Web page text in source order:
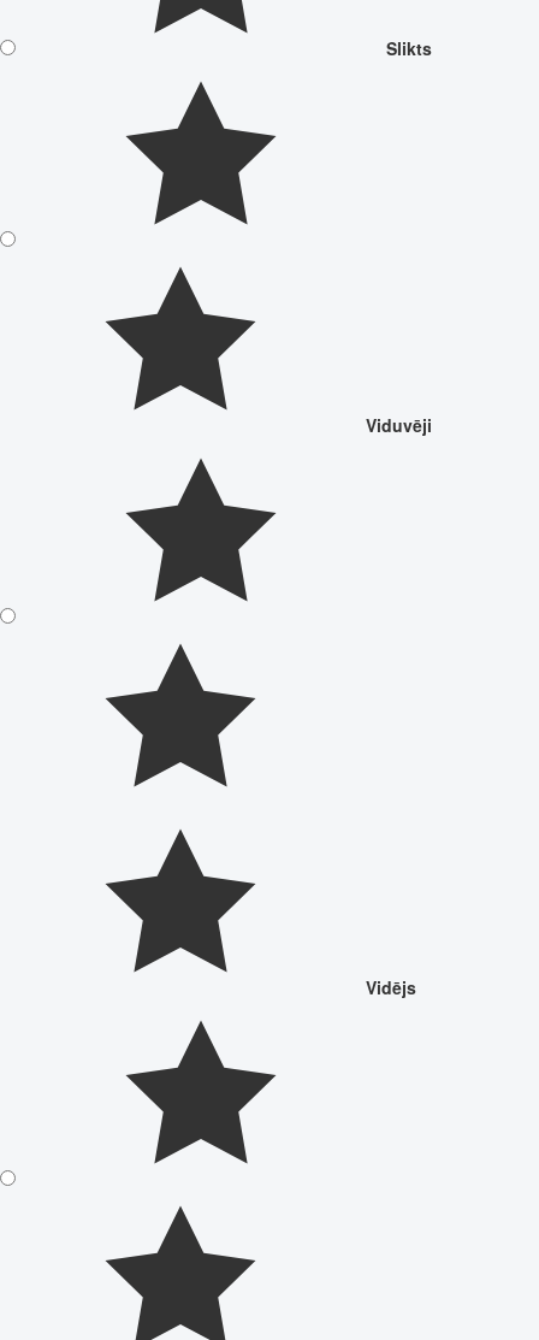
Slikts
Viduvēji
Vidējs